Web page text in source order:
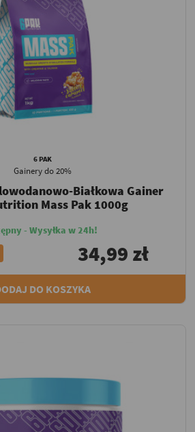
6 PAK
Gainery do 20%
Białkowa Gainer
Mass Pak 1000g
- Wysyłka w 24h!
34,99 zł
DO KOSZYKA